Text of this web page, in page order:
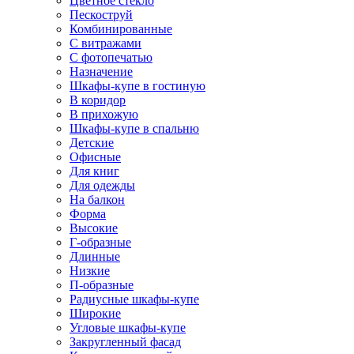
Пескоструй
Комбинированные
С витражами
С фотопечатью
Назначение
Шкафы-купе в гостиную
В коридор
В прихожую
Шкафы-купе в спальню
Детские
Офисные
Для книг
Для одежды
На балкон
Форма
Высокие
Г-образные
Длинные
Низкие
П-образные
Радиусные шкафы-купе
Широкие
Угловые шкафы-купе
Закругленный фасад